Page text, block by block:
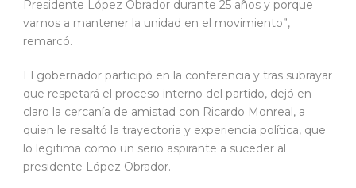
Presidente López Obrador durante 25 años y porque
vamos a mantener la unidad en el movimiento”,
remarcó.
El gobernador participó en la conferencia y tras subrayar
que respetará el proceso interno del partido, dejó en
claro la cercanía de amistad con Ricardo Monreal, a
quien le resaltó la trayectoria y experiencia política, que
lo legitima como un serio aspirante a suceder al
presidente López Obrador.